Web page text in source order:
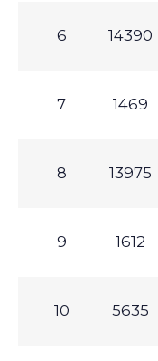
6 14390
7 1469
8 13975
9 1612
10 5635